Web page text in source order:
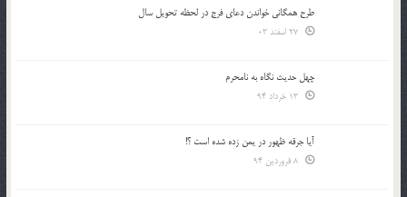
طرح همگانی خواندن دعای فرج در لحظه تحویل سال
چهل حدیث نگاه به نامحرم
آیا جرقه ظهور در یمن زده شده است ؟!